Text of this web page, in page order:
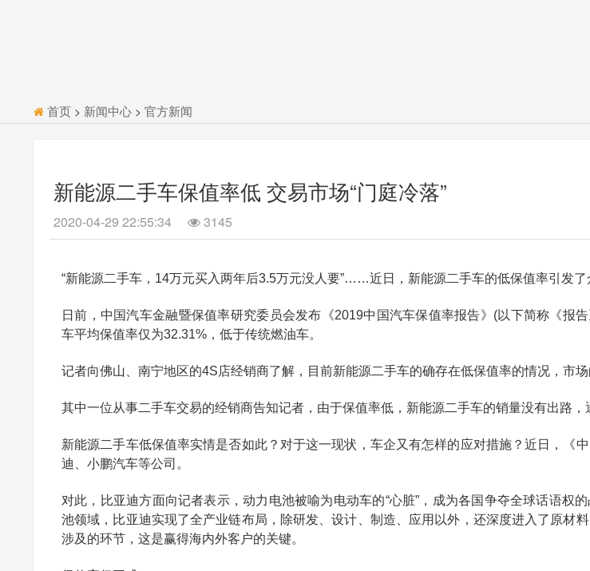
首页 > 新闻中心 > 官方新闻
新能源二手车保值率低 交易市场“门庭冷落”
2020-04-29 22:55:34 3145
“新能源二手车，14万元买入两年后3.5万元没人要”……近日，新能源二手车的低保值率引发了
日前，中国汽车金融暨保值率研究委员会发布《2019中国汽车保值率报告》(以下简称《报
车平均保值率仅为32.31%，低于传统燃油车。
记者向佛山、南宁地区的4S店经销商了解，目前新能源二手车的确存在低保值率的情况，市场
其中一位从事二手车交易的经销商告知记者，由于保值率低，新能源二手车的销量没有出路，
新能源二手车低保值率实情是否如此？对于这一现状，车企又有怎样的应对措施？近日，《
迪、小鹏汽车等公司。
对此，比亚迪方面向记者表示，动力电池被喻为电动车的“心脏”，成为各国争夺全球话语权
池领域，比亚迪实现了全产业链布局，除研发、设计、制造、应用以外，还深度进入了原材
涉及的环节，这是赢得海内外客户的关键。